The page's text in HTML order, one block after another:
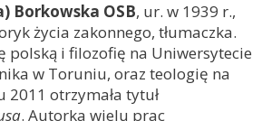
Borkowska OSB, ur. w 1939 r.,
życia zakonnego, tłumaczka.
polską i filozofię na Uniwersytecie
w Toruniu, oraz teologię na
2011 otrzymała tytuł
. Autorka wielu prac